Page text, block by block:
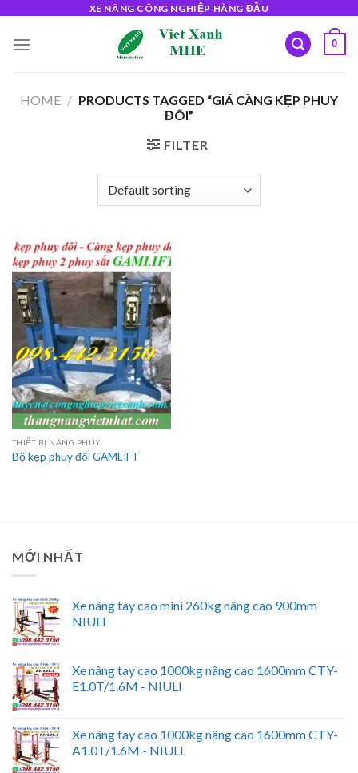
content
XE NÂNG CÔNG NGHIỆP HÀNG ĐẦU
0
HOME / PRODUCTS TAGGED “GIÁ CÀNG KẸP PHUY
ĐÔI”
FILTER
THIẾT BỊ NÂNG PHUY
Bộ kẹp phuy đôi GAMLIFT
MỚI NHẤT
Xe nâng tay cao mini 260kg nâng cao 900mm
NIULI
Xe nâng tay cao 1000kg nâng cao 1600mm CTY-
E1.0T/1.6M - NIULI
Xe nâng tay cao 1000kg nâng cao 1600mm CTY-
A1.0T/1.6M - NIULI